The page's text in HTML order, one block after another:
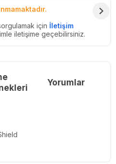
için İletişim
iletişime geçebilirsiniz.
Yorumlar